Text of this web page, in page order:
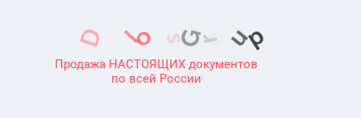
Продажа НАСТОЯЩИХ документов
по всей России